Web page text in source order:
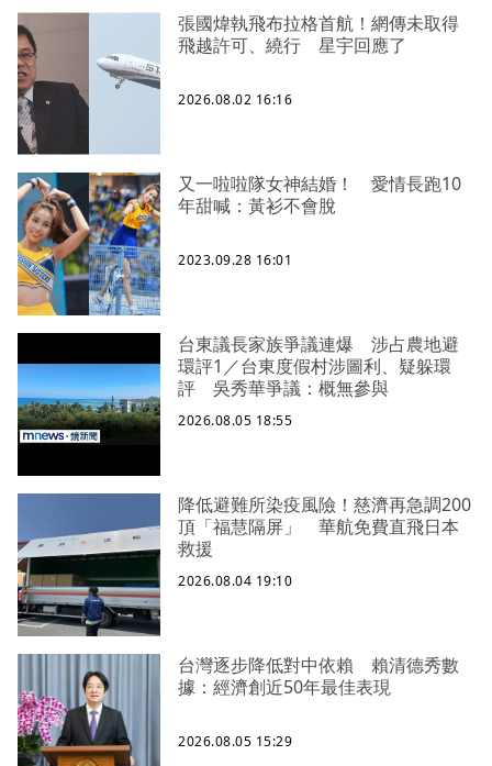
張國煒執飛布拉格首航！網傳未取得
飛越許可、繞行 星宇回應了
2026.08.02 16:16
又一啦啦隊女神結婚！ 愛情長跑10
年甜喊：黃衫不會脫
2023.09.28 16:01
台東議長家族爭議連爆 涉占農地避
環評1／台東度假村涉圖利、疑躲環
評 吳秀華爭議：概無參與
2026.08.05 18:55
降低避難所染疫風險！慈濟再急調200
頂「福慧隔屏」 華航免費直飛日本
救援
2026.08.04 19:10
台灣逐步降低對中依賴 賴清德秀數
據：經濟創近50年最佳表現
2026.08.05 15:29